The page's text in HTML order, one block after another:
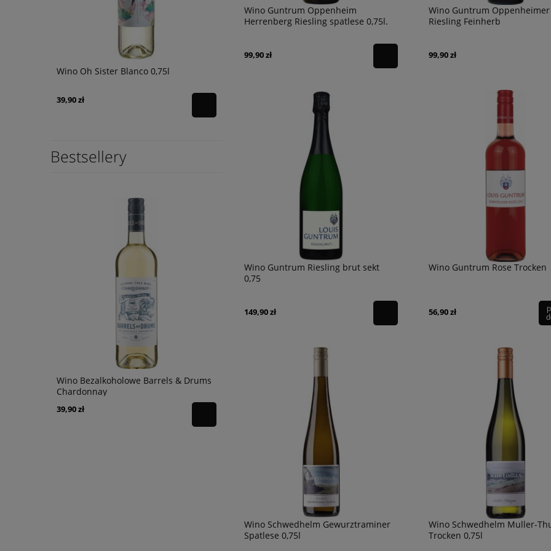
Wino Oh Sister Blanco 0,75l
39,90 zł
Wino Tagaro Apulia Gravity Primitivo
Bestsellery
Wino Bezalkoholowe Barrels & Drums
Chardonnay
39,90 zł
Wino Zelos Amarone Della Valpolicella
DOCG 16,5% 2019 0,75l
Wino Grand C Gewurztraminer
Wino Guntrum Oppenheim
Herrenberg Riesling spatlese 0,75l.
99,90 zł
Wino Guntrum Oppenheimer
Riesling Feinherb
99,90 zł
Wino Guntrum Riesling brut sekt
0,75
149,90 zł
Wino Guntrum Rose Trocken
56,90 zł
Wino Schwedhelm Gewurztraminer
Spatlese 0,75l
Wino Schwedhelm Muller-
Trocken 0,75l